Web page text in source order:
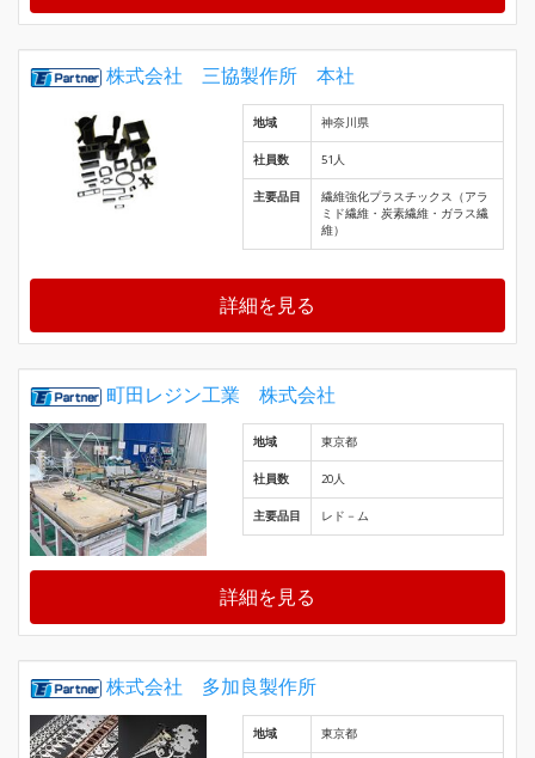
株式会社 三協製作所 本社
地域 神奈川県
社員数 51人
主要品目
繊維強化プラスチックス（アラ
ミド繊維・炭素繊維・ガラス繊
維）
詳細を見る
町田レジン工業 株式会社
地域 東京都
社員数 20人
主要品目 レド－ム
詳細を見る
株式会社 多加良製作所
地域 東京都